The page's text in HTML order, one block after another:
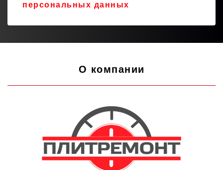
персональных данных
О компании